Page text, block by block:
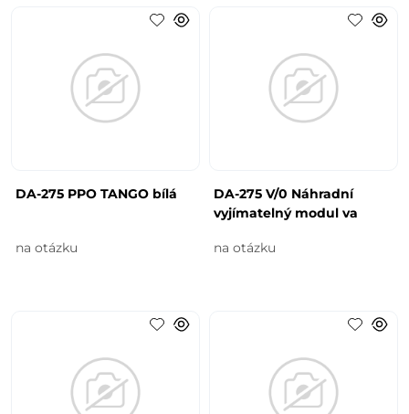
DA-275 PPO TANGO bílá
na otázku
DA-275 V/0 Náhradní
vyjímatelný modul va
na otázku